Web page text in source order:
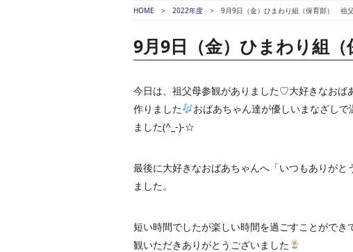
HOME 2022年度 9月9日（金）ひまわり組（保育部） 祖
9月9日（金）ひまわり組
今日は、祖父母参観がありました♡大好きなおば
作りました
おばあちゃん達が優しいまなざし
ました(^_-)-☆
最後に大好きなおばあちゃんへ「いつもありが
ました。
短い時間でしたが楽しい時間を過ごすことがで
観いただきありがとうございました